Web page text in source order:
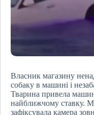
Власник магазину
собаку в машині і
Тварина привела
найближчому ставку.
зафіксувала камера